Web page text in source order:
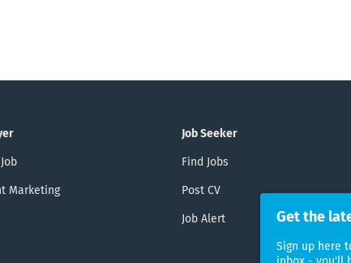
Marketing
Job Seeker
Find Jobs
Post CV
Job Alert Get the
Sign up here